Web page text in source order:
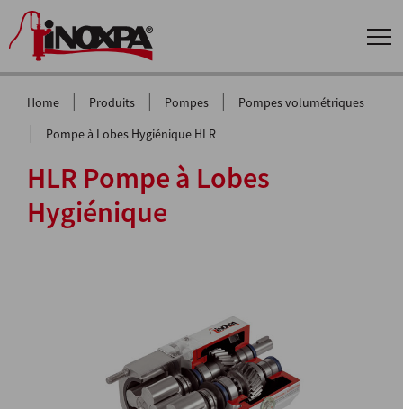
Home | Produits | Pompes | Pompes volumétriques
| Pompe à Lobes Hygiénique HLR
HLR Pompe à Lobes
Hygiénique